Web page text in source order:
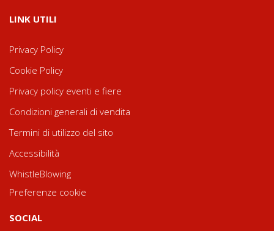
LINK UTILI
Privacy Policy
Cookie Policy
Privacy policy eventi e fiere
Condizioni generali di vendita
Termini di utilizzo del sito
Accessibilità
WhistleBlowing
Preferenze cookie
SOCIAL